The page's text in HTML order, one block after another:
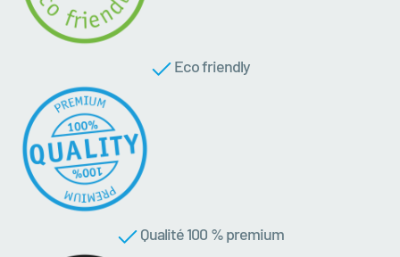
Eco friendly
Qualité 100 % premium